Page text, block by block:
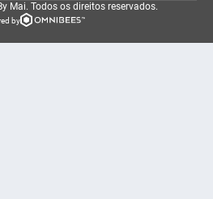
Mai. Todos os direitos reservados.
by